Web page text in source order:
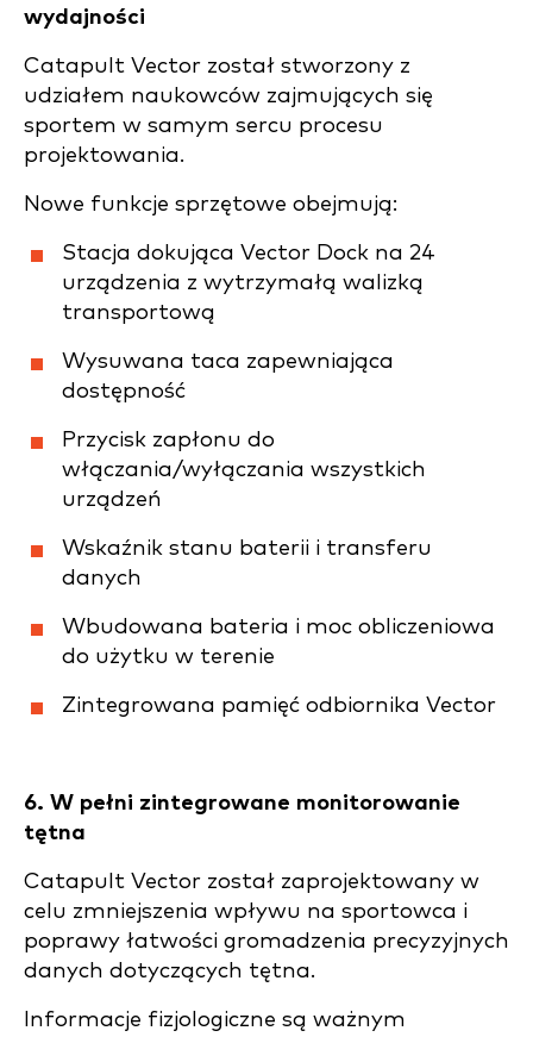
wydajności
Catapult Vector został stworzony z
udziałem naukowców zajmujących się
sportem w samym sercu procesu
projektowania.
Nowe funkcje sprzętowe obejmują:
Stacja dokująca Vector Dock na 24
urządzenia z wytrzymałą walizką
transportową
Wysuwana taca zapewniająca
dostępność
Przycisk zapłonu do
włączania/wyłączania wszystkich
urządzeń
Wskaźnik stanu baterii i transferu
danych
Wbudowana bateria i moc obliczeniowa
do użytku w terenie
Zintegrowana pamięć odbiornika Vector
6. W pełni zintegrowane monitorowanie
tętna
Catapult Vector został zaprojektowany w
celu zmniejszenia wpływu na sportowca i
poprawy łatwości gromadzenia precyzyjnych
danych dotyczących tętna.
Informacje fizjologiczne są ważnym